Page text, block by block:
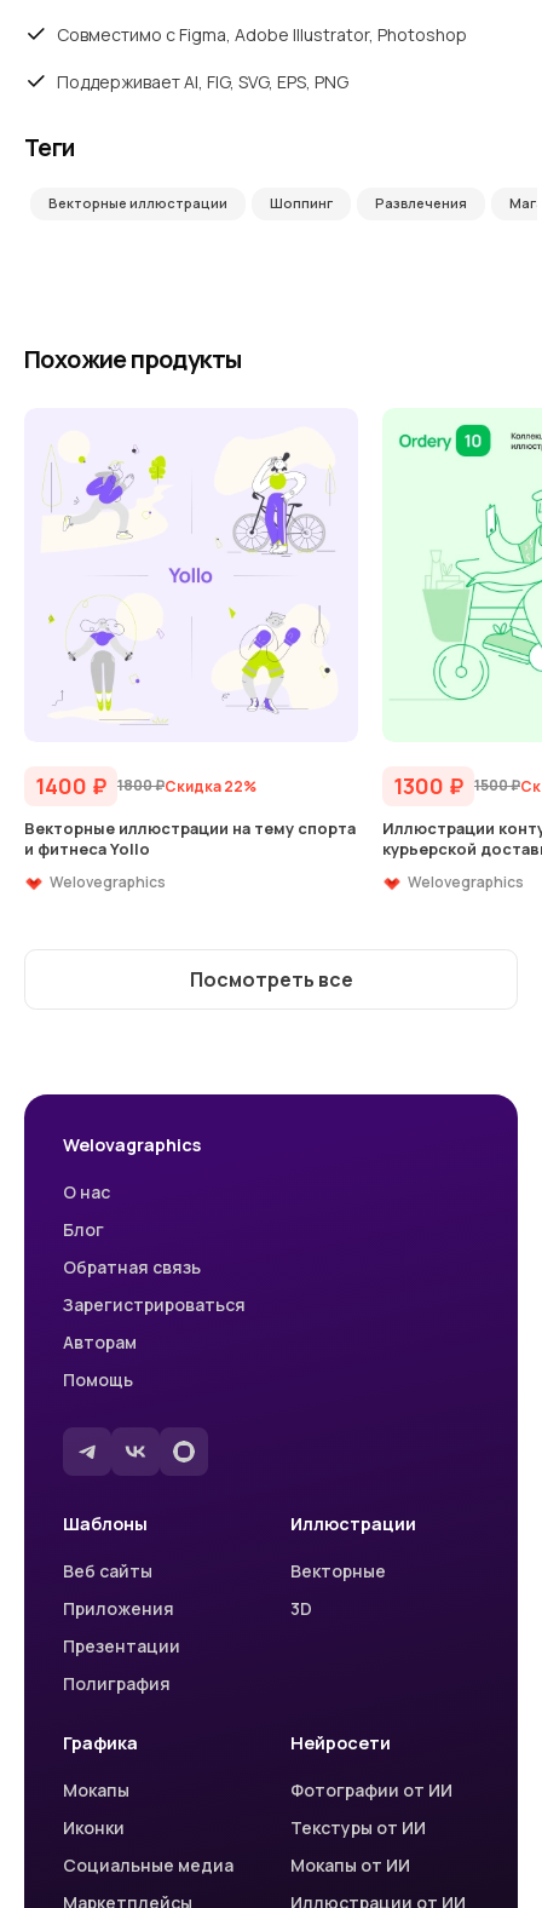
Совместимо с Figma, Adobe Illustrator, Photoshop
Поддерживает AI, FIG, SVG, EPS, PNG
Теги
Векторные иллюстрации Шоппинг Развлечения
Похожие продукты
1400 ₽ 1800₽Скидка 22%
Векторные иллюстрации на тему спорта
и фитнеса Yollo
Welovegraphics
1300 ₽ 1500₽
Иллюстрации
курьерской
Welovegraphics
Посмотреть все
Welovagraphics
О нас
Блог
Обратная связь
Зарегистрироваться
Авторам
Помощь
Шаблоны
Веб сайты
Приложения
Презентации
Полиграфия
Иллюстрации
Векторные
3D
Графика
Мокапы
Иконки
Социальные медиа
Маркетплейсы
Нейросети
Фотографии от ИИ
Текстуры от ИИ
Мокапы от ИИ
Иллюстрации от ИИ